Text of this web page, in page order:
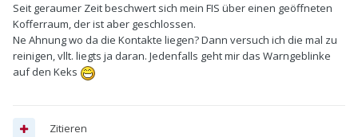
Seit geraumer Zeit beschwert sich mein FIS über einen geöffneten
Kofferraum, der ist aber geschlossen.
Ne Ahnung wo da die Kontakte liegen? Dann versuch ich die mal zu
reinigen, vllt. liegts ja daran. Jedenfalls geht mir das Warngeblinke
auf den Keks
Zitieren